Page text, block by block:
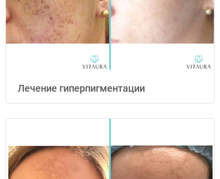
Лечение гиперпигментации